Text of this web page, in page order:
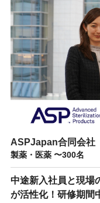
ASPJapan合同会社
製薬・医薬 〜300名
中途新入社員と現場
が活性化！研修期間